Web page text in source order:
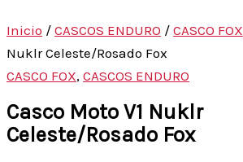
Inicio / CASCOS ENDURO / CASCO FOX
Nuklr Celeste/Rosado Fox
CASCO FOX, CASCOS ENDURO
Casco Moto V1 Nuklr
Celeste/Rosado Fox